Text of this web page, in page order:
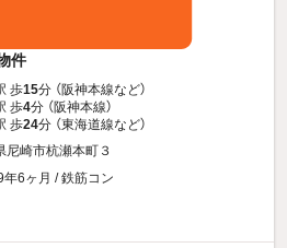
件
歩15分 （阪神本線など）
歩4分 （阪神本線）
歩24分 （東海道線など）
尼崎市杭瀬本町３
年6ヶ月 / 鉄筋コン